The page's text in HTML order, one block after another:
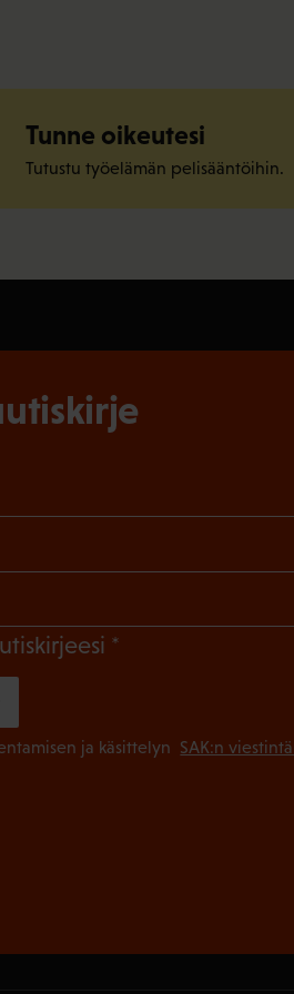
Tunne oikeutesi
Tutustu työelämän pelisääntöihin.
(Pakollinen)
ja käsittelyn SAK:n